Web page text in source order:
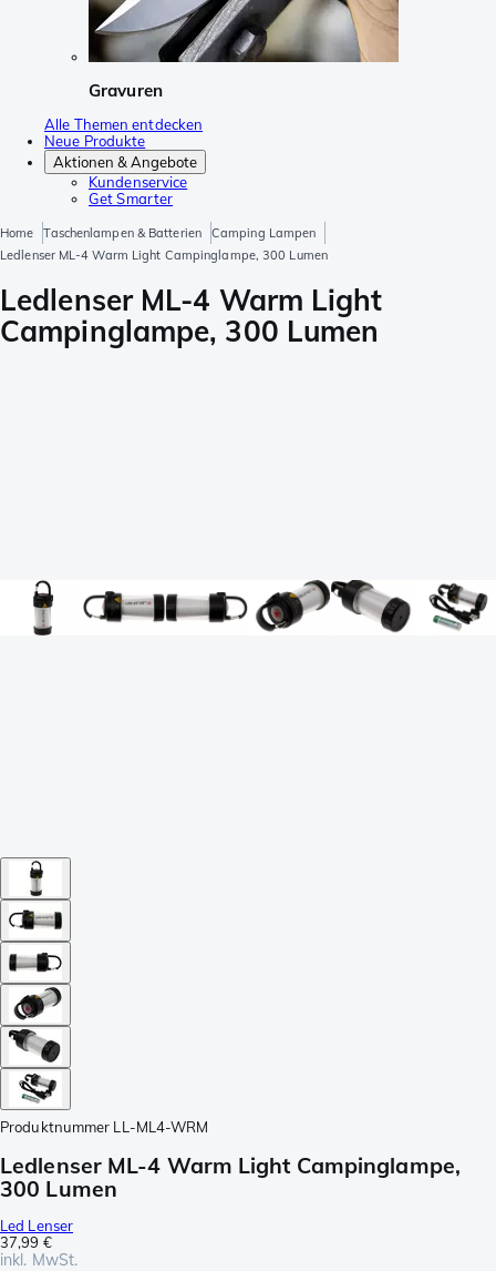
Gravuren
Alle Themen entdecken
Neue Produkte
Aktionen & Angebote
Kundenservice
Get Smarter
Home Taschenlampen & Batterien
Camping Lampen
Ledlenser ML-4 Warm Light Campinglampe, 300 Lumen
Ledlenser ML-4 Warm Light
Campinglampe, 300 Lumen
Produktnummer LL-ML4-WRM
Ledlenser ML-4 Warm Light Campinglampe,
300 Lumen
Led Lenser
37,99 €
inkl. MwSt.